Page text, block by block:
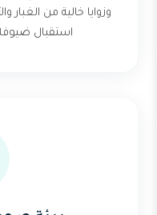
وزوايا خالية من الغبار
استقبال